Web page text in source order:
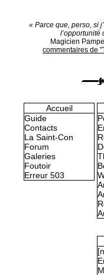
« Parce que, perso, si
l’opportunité
Magicien
commentaires de
Accueil
Guide
Contacts
La Saint-Con
Forum
Galeries
Foutoir
Erreur 503